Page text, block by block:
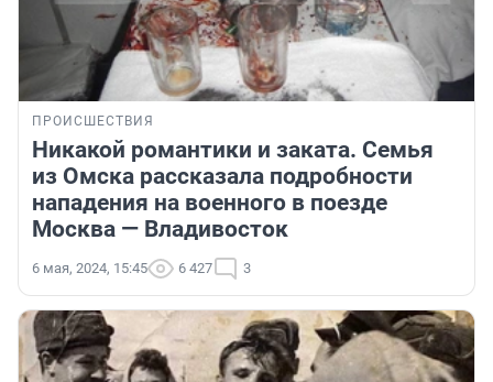
ПРОИСШЕСТВИЯ
Никакой романтики и заката. Семья
из Омска рассказала подробности
нападения на военного в поезде
Москва — Владивосток
6 мая, 2024, 15:45 6 427 3